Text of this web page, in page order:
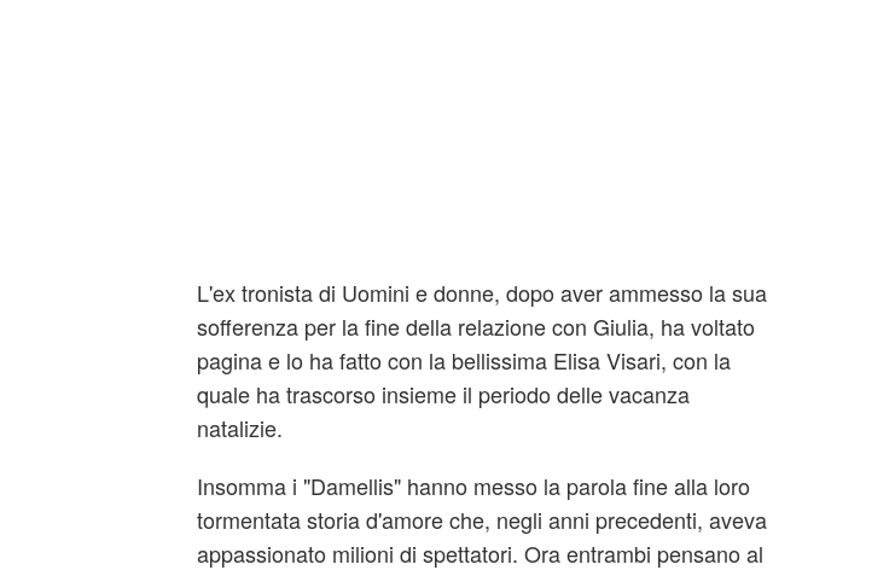
L'ex tronista di Uomini e donne, dopo aver ammesso la sua
sofferenza per la fine della relazione con Giulia, ha voltato
pagina e lo ha fatto con la bellissima Elisa Visari, con la
quale ha trascorso insieme il periodo delle vacanza
natalizie.
Insomma i "Damellis" hanno messo la parola fine alla loro
tormentata storia d'amore che, negli anni precedenti, aveva
appassionato milioni di spettatori. Ora entrambi pensano al